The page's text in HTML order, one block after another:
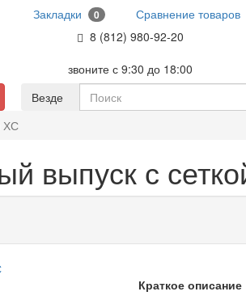
Закладки 0 Сравнение товаров
8 (812) 980-92-20
звоните с 9:30 до 18:00
Везде
ХС
выпуск с
Краткое описание